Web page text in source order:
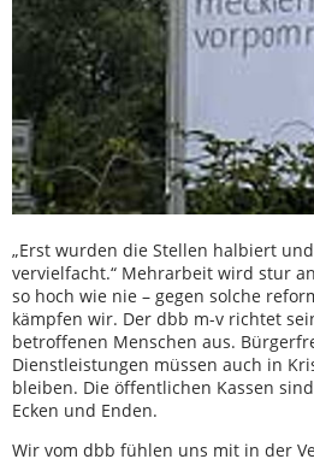
„Erst wurden die Stellen halbiert
vervielfacht.“ Mehrarbeit wird stur
so hoch wie nie – gegen solche
kämpfen wir. Der dbb m-v richtet
betroffenen Menschen aus.
Dienstleistungen müssen auch in
bleiben. Die öffentlichen Kassen
Ecken und Enden.
Wir vom dbb fühlen uns mit in der